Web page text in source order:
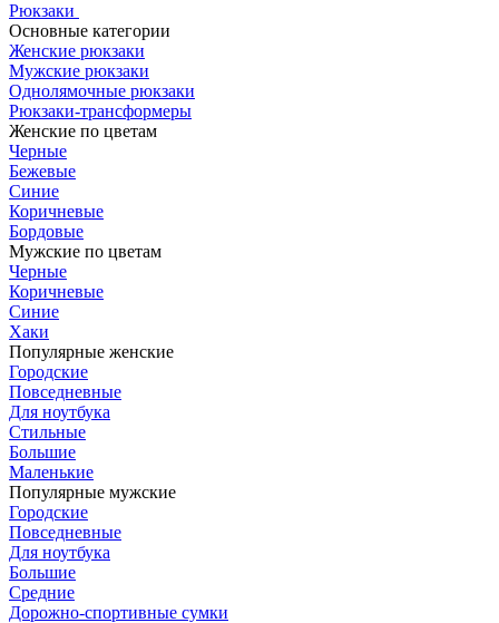
Рюкзаки
Основные категории
Женские рюкзаки
Мужские рюкзаки
Однолямочные рюкзаки
Рюкзаки-трансформеры
Женские по цветам
Черные
Бежевые
Синие
Коричневые
Бордовые
Мужские по цветам
Черные
Коричневые
Синие
Хаки
Популярные женские
Городские
Повседневные
Для ноутбука
Стильные
Большие
Маленькие
Популярные мужские
Городские
Повседневные
Для ноутбука
Большие
Средние
Дорожно-спортивные сумки